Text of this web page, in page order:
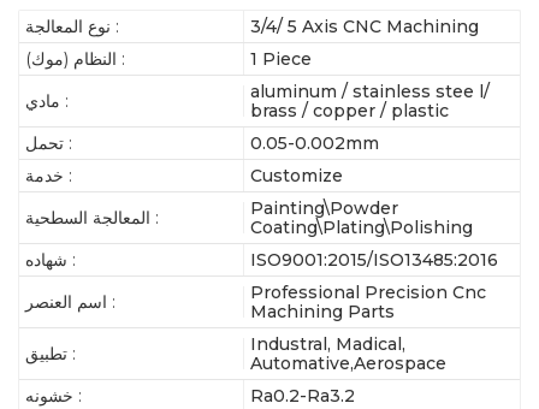
نوع المعالجة :
3/4/ 5 Axis CNC Machining
النظام (موك) :
1 Piece
مادي :
aluminum / stainless stee l/
brass / copper / plastic
تحمل :
0.05-0.002mm
خدمة :
Customize
المعالجة السطحية :
Painting\Powder
Coating\Plating\Polishing
شهاده :
ISO9001:2015/ISO13485:2016
اسم العنصر :
Professional Precision Cnc
Machining Parts
تطبيق :
Industral, Madical,
Automative,Aerospace
خشونه :
Ra0.2-Ra3.2